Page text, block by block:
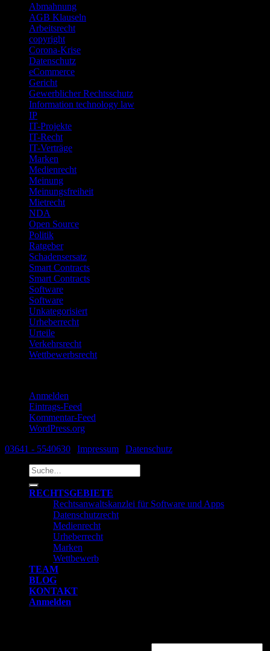
Abmahnung
AGB Klauseln
Arbeitsrecht
copyright
Corona-Krise
Datenschutz
eCommerce
Gericht
Gewerblicher Rechtsschutz
Information technology law
IP
IT-Projekte
IT-Recht
IT-Verträge
Marken
Medienrecht
Meinung
Meinungsfreiheit
Mietrecht
NDA
Open Source
Politik
Ratgeber
Schadensersatz
Smart Contracts
Smart Contracts
Software
Software
Unkategorisiert
Urheberrecht
Urteile
Verkehrsrecht
Wettbewerbsrecht
Anmelden
Eintrags-Feed
Kommentar-Feed
WordPress.org
03641 - 5540630
Impressum
Datenschutz
Suche
nach:
RECHTSGEBIETE
Rechtsanwaltskanzlei für Software und Apps
Datenschutzrecht
Medienrecht
Urheberrecht
Marken
Wettbewerb
TEAM
BLOG
KONTAKT
Anmelden